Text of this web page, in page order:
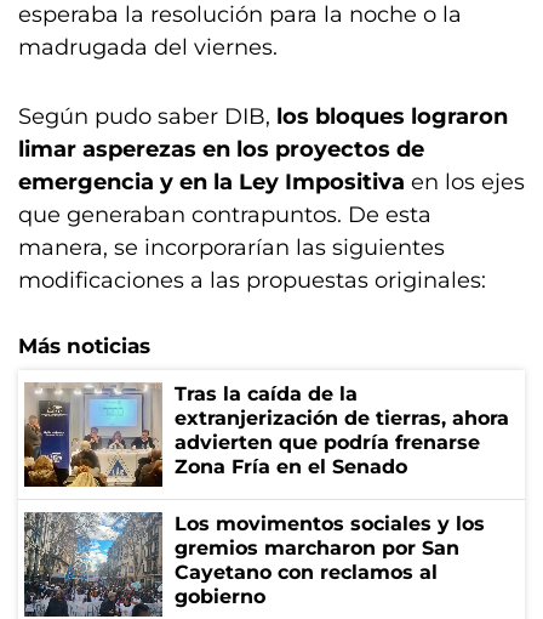
esperaba la resolución para la noche o la
madrugada del viernes.
Según pudo saber DIB, los bloques lograron
limar asperezas en los proyectos de
emergencia y en la Ley Impositiva en los ejes
que generaban contrapuntos. De esta
manera, se incorporarían las siguientes
modificaciones a las propuestas originales:
Más noticias
Tras la caída de la
extranjerización de tierras, ahora
advierten que podría frenarse
Zona Fría en el Senado
Los movimentos sociales y los
gremios marcharon por San
Cayetano con reclamos al
gobierno